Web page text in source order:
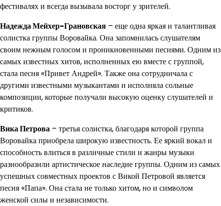
фестивалях и всегда вызывала восторг у зрителей.
Надежда Мейхер-Грановская – еще одна яркая и талантливая
солистка группы Воровайка. Она запомнилась слушателям
своим нежным голосом и проникновенными песнями. Одним из
самых известных хитов, исполненных ею вместе с группой,
стала песня «Привет Андрей». Также она сотрудничала с
другими известными музыкантами и исполняла сольные
композиции, которые получали высокую оценку слушателей и
критиков.
Вика Петрова – третья солистка, благодаря которой группа
Воровайка приобрела широкую известность. Ее яркий вокал и
способность влиться в различные стили и жанры музыки
разнообразили артистическое наследие группы. Одним из самых
успешных совместных проектов с Викой Петровой является
песня «Папа». Она стала не только хитом, но и символом
женской силы и независимости.